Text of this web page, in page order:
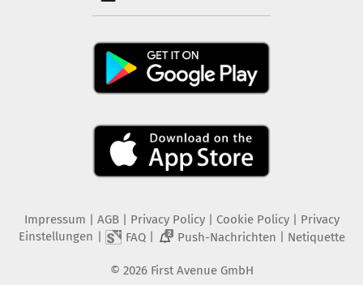
Impressum | AGB | Privacy Policy| Cookie Policy| Privacy
Einstellungen | FAQ| 2 Push-Nachrichten | Netiquette
© 2026 First Avenue GmbH